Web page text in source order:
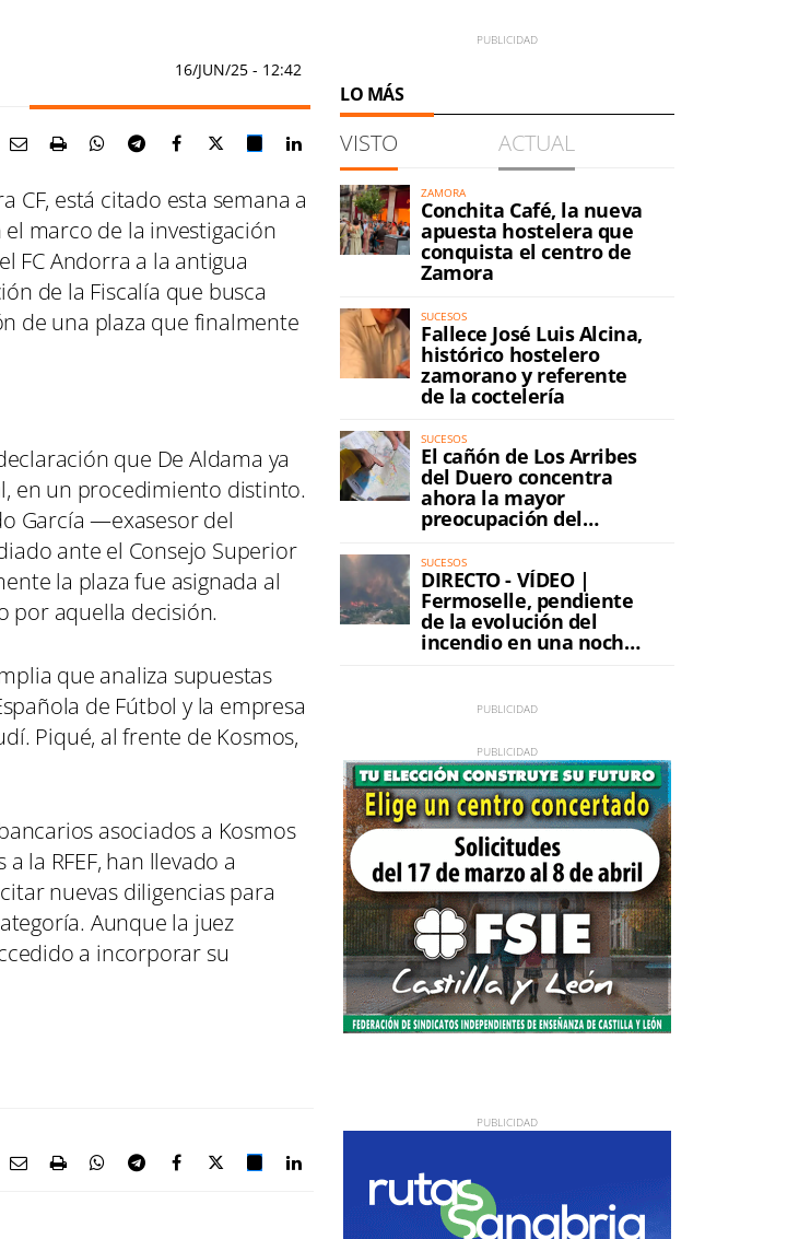
16/JUN/25 - 12:42
CF, está citado esta semana a
marco de la investigación
FC Andorra a la antigua
de la Fiscalía que busca
de una plaza que finalmente
que De Aldama ya
en un procedimiento distinto.
García —exasesor del
ante el Consejo Superior
la plaza fue asignada al
por aquella decisión.
que analiza supuestas
de Fútbol y la empresa
Piqué, al frente de Kosmos,
asociados a Kosmos
la RFEF, han llevado a
nuevas diligencias para
Aunque la juez
a incorporar su
LO MÁS
VISTO ACTUAL
ZAMORA
Conchita Café, la nueva
apuesta hostelera que
conquista el centro de
Zamora
SUCESOS
Fallece José Luis Alcina,
histórico hostelero
zamorano y referente
de la coctelería
SUCESOS
El cañón de Los Arribes
del Duero concentra
ahora la mayor
preocupación del
incendio
SUCESOS
DIRECTO - VÍDEO |
Fermoselle, pendiente
de la evolución del
incendio en una noche